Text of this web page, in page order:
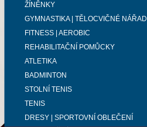
ŽÍNĚNKY
GYMNASTIKA | TĚLOCVIČNÉ NÁŘADÍ
FITNESS | AEROBIC
REHABILITAČNÍ POMŮCKY
ATLETIKA
BADMINTON
STOLNÍ TENIS
TENIS
DRESY | SPORTOVNÍ OBLEČENÍ